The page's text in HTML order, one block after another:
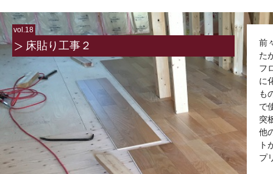
vol.18
床貼り工事２
前
た
フ
に
も
で
突
他
ト
プ